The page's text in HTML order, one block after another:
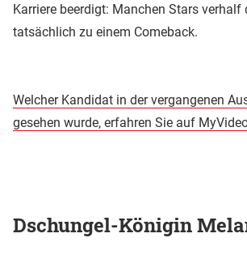
Karriere beerdigt: Manchen Stars verhalf
tatsächlich zu einem Comeback.
Welcher Kandidat in der vergangenen
gesehen wurde, erfahren Sie auf
Dschungel-Königin